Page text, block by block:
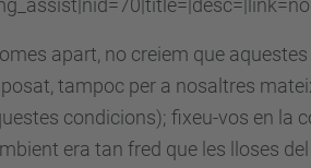
apart, no creiem que
tampoc per a nosaltres
condicions); fixeu-vos en la
era tan fred que les lloses